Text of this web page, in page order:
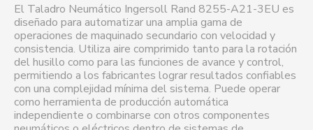
El Taladro Neumático Ingersoll Rand 8255-A21-3EU es
diseñado para automatizar una amplia gama de
operaciones de maquinado secundario con velocidad y
consistencia. Utiliza aire comprimido tanto para la rotación
del husillo como para las funciones de avance y control,
permitiendo a los fabricantes lograr resultados confiables
con una complejidad mínima del sistema. Puede operar
como herramienta de producción automática
independiente o combinarse con otros componentes